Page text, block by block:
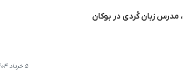
زبان کُردی در بوکان
۵ خرداد ۱۴۰۴، ۱۱:۰۸